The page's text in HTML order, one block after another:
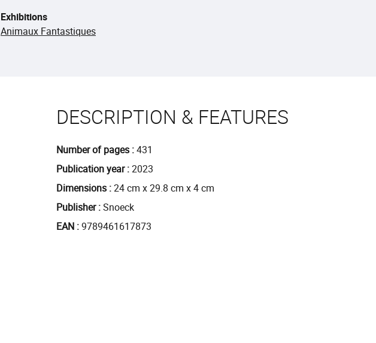
Exhibitions
Animaux Fantastiques
DESCRIPTION & FEATURES
Number of pages 431
Publication year 2023
Dimensions 24 cm x 29.8 cm x 4 cm
Publisher Snoeck
EAN 9789461617873